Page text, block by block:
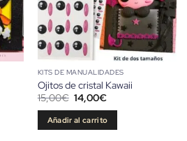
KITS DE MANUALIDADES
Ojitos de cristal Kawaii
15,00€ El
precio
original
era:
15,00€.
14,00€El
es:
14,00€.
Añadir al carrito